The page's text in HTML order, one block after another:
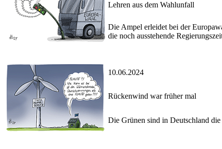
Lehren aus dem Wahlunfall
Die Ampel erleidet bei der
die noch ausstehende
10.06.2024
Rückenwind war früher mal
Die Grünen sind in Deutschland